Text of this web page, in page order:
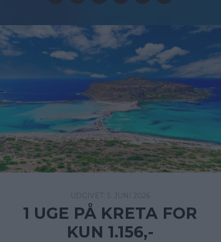
5. JUNI 2026
1 UGE PÅ KRETA FOR
KUN 1.156,-